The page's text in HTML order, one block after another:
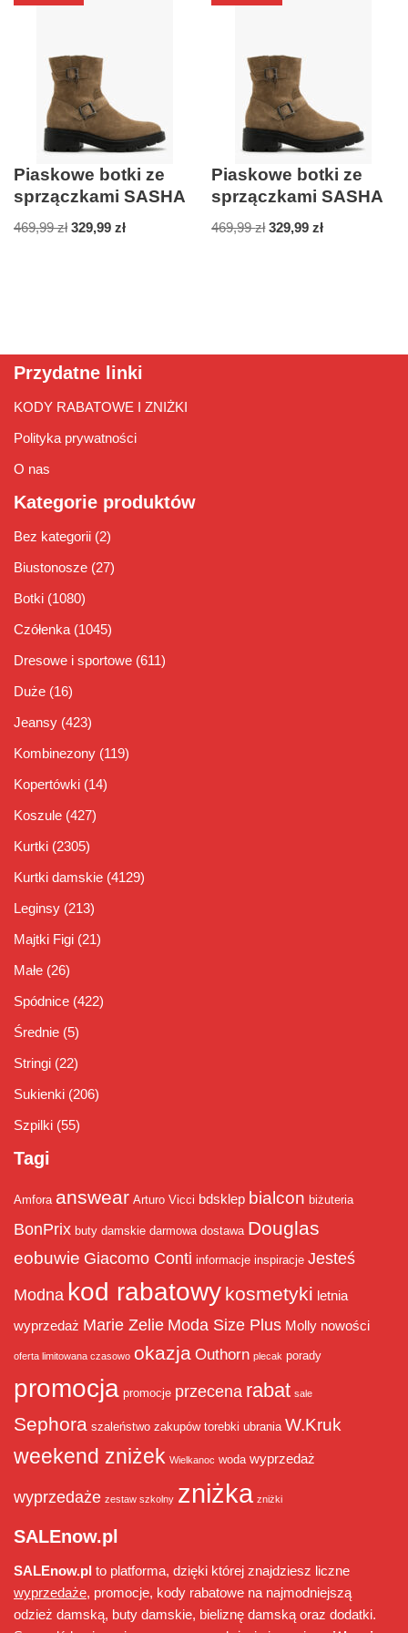
Piaskowe botki ze
sprzączkami SASHA
469,99zł 329,99 zł
Piaskowe botki ze
sprzączkami SASHA
469,99zł 329,99zł
Przydatne linki
KODY RABATOWE I ZNIŻKI
Polityka prywatności
O nas
Kategorie produktów
Bez kategorii (2)
Biustonosze (27)
Botki (1080)
Czółenka (1045)
Dresowe i sportowe (611)
Duże (16)
Jeansy (423)
Kombinezony (119)
Kopertówki (14)
Koszule (427)
Kurtki (2305)
Kurtki damskie (4129)
Leginsy (213)
Majtki Figi (21)
Małe (26)
Spódnice (422)
Średnie (5)
Stringi (22)
Sukienki (206)
Szpilki (55)
Tagi
Amfora answear Arturo Vicci bdsklep bialcon biżuteria
BonPrix buty damskie darmowa dostawa Douglas
eobuwie Giacomo Conti informacje inspiracje Jesteś
Modna kod rabatowy kosmetyki letnia
wyprzedaż Marie Zelie Moda Size Plus Molly nowości
oferta limitowana czasowo okazja Outhorn plecak porady
promocja promocje przecena rabat sale
Sephora szaleństwo zakupów torebki ubrania W.Kruk
weekend zniżek Wielkanoc woda wyprzedaż
wyprzedaże zestaw szkolny zniżka zniżki
SALEnow.pl
SALEnow.pl to platforma, dzięki której znajdziesz liczne
wyprzedaże, promocje, kody rabatowe na najmodniejszą
odzież damską, buty damskie, bieliznę damską oraz dodatki.